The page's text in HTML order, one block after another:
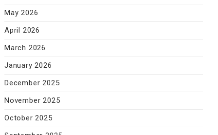
May 2026
April 2026
March 2026
January 2026
December 2025
November 2025
October 2025